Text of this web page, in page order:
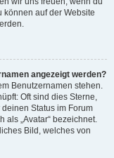
können auf der Website
angezeigt werden?
Benutzernamen stehen.
Oft sind dies Sterne,
Status im Forum
als „Avatar“ bezeichnet.
Bild, welches von